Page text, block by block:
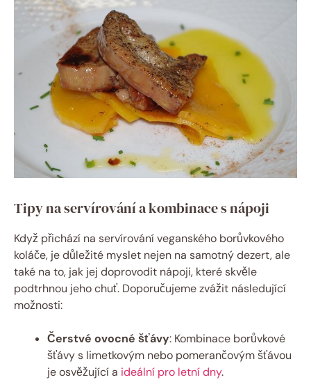
Tipy na servírování a kombinace s nápoji
Když přichází na servírování veganského borůvkového
koláče, je důležité myslet nejen na samotný dezert, ale
také na to, jak jej doprovodit nápoji, které skvěle
podtrhnou jeho chuť. Doporučujeme zvážit následující
možnosti:
Čerstvé ovocné šťávy: Kombinace borůvkové
šťávy s limetkovým nebo pomerančovým šťávou
je osvěžující a ideální pro letní dny.